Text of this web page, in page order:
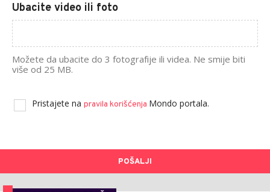
Ubacite video ili foto
Možete da ubacite do 3 fotografije ili videa. Ne smije biti
više od 25 MB.
Pristajete na pravila korišćenja Mondo portala.
POŠALJI